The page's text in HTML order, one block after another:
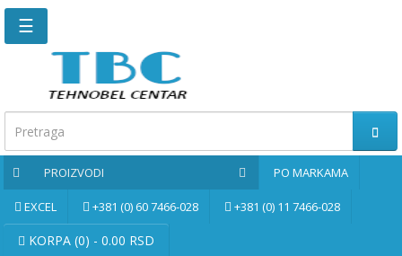
Glavna
Kontaktirajte
nas
Po
markama
PROIZVODI
☰
PROIZVODI PO MARKAMA
EXCEL +381 (0) 60 7466-028 +381 (0) 11 7466-028
KORPA (0) - 0.00 RSD